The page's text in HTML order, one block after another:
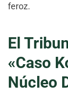
feroz.
El
«Caso
Núcleo